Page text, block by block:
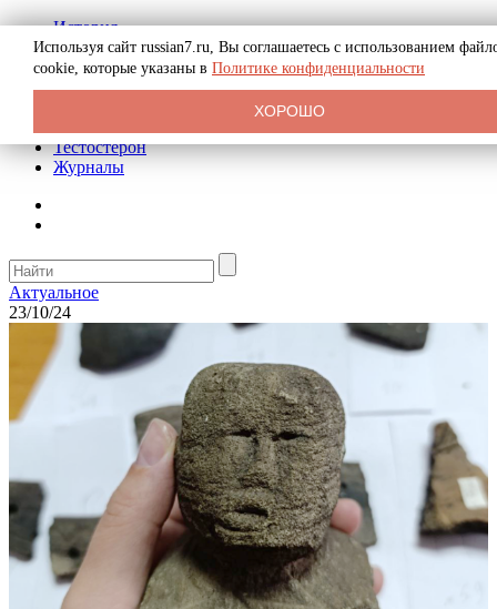
История
Биография
Криминал
Реклама на сайте
Тестостерон
Журналы
Актуальное
23/10/24
Используя сайт russian7.ru, Вы соглашаетесь с использованием
cookie, которые указаны в Политике конфиденциальности
ХОРОШО